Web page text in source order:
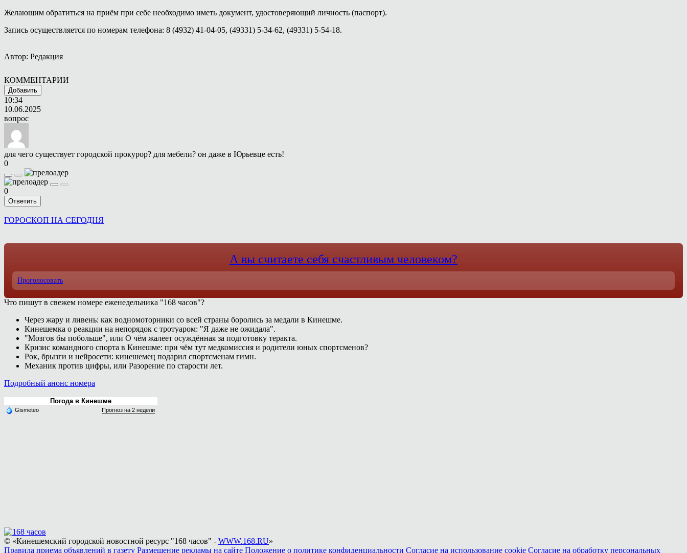
Желающим обратиться на приём при себе необходимо иметь документ, удостоверяющий личность (паспорт).
Запись осуществляется по номерам телефона: 8 (4932) 41-04-05, (49331) 5-34-62, (49331) 5-54-18.
Автор: Редакция
КОММЕНТАРИИ
Добавить
10:34
10.06.2025
вопрос
для чего существует городской прокурор? для мебели? он даже в Юрьевце есть!
0
0
Ответить
ГОРОСКОП НА СЕГОДНЯ
А вы считаете себя счастливым человеком?
Проголосовать
Что пишут в свежем номере еженедельника "168 часов"?
Через жару и ливень: как водномоторники со всей страны боролись за медали в Кинешме.
Кинешемка о реакции на непорядок с тротуаром: "Я даже не ожидала".
"Мозгов бы побольше", или О чём жалеет осуждённая за подготовку теракта.
Кризис командного спорта в Кинешме: при чём тут медкомиссия и родители юных спортсменов?
Рок, брызги и нейросети: кинешемец подарил спортсменам гимн.
Механик против цифры, или Разорение по старости лет.
Подробный анонс номера
Погода в Кинешме
Gismeteo Прогноз на 2 недели
© «Кинешемский городской новостной ресурс "168 часов" - WWW.168.RU»
Правила приема объявлений в газету Размещение рекламы на сайте Положение о политике конфиденциальности Согласие на использование cookie Согласие на обработку персональных